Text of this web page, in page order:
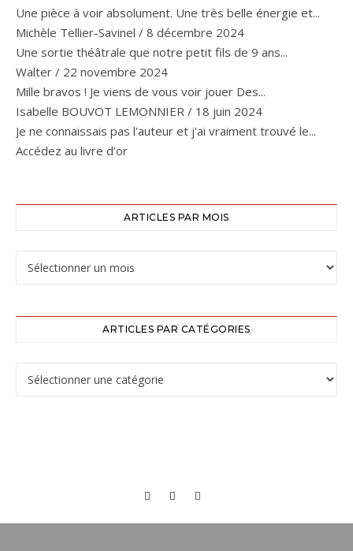
Une pièce à voir absolument. Une très belle énergie et...
Michèle Tellier-Savinel / 8 décembre 2024
Une sortie théâtrale que notre petit fils de 9 ans...
Walter / 22 novembre 2024
Mille bravos ! Je viens de vous voir jouer Des...
Isabelle BOUVOT LEMONNIER / 18 juin 2024
Je ne connaissais pas l'auteur et j'ai vraiment trouvé le...
Accédez au livre d’or
ARTICLES PAR MOIS
ARTICLES PAR CATÉGORIES